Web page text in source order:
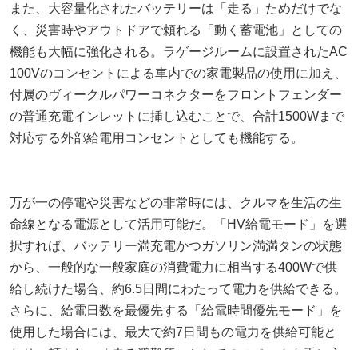
また、大容量化されたバッテリーは「走る」ためだけでな
く、災害時やアウトドアで頼れる「動く蓄電池」としての
機能も大幅に強化される。ラゲージルームに設置されたAC
100Vのコンセントによる車内での家電製品の使用に加え、
付属のヴィークルパワーコネクターをフロントフェンダー
の普通充電インレットに挿し込むことで、合計1500Wまで
対応する外部給電用コンセントとしても機能する。
万が一の停電や災害などの非常時には、クルマを生活の生
命線となる電源として活用可能だ。「HV給電モード」を選
択すれば、バッテリー満充電かつガソリン満満タンの状態
から、一般的な一般家庭の消費電力に相当する400Wで供
給し続けた場合、約6.5日間にわたって電力を供給できる。
さらに、給電日数を最優先する「給電時間優先モード」を
使用した場合には、最大で約7日間もの電力を供給可能と